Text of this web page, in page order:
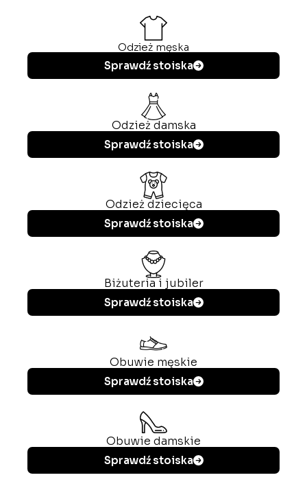
Odzież męska
Sprawdź stoiska
Odzież damska
Sprawdź stoiska
Odzież dziecięca
Sprawdź stoiska
Biżuteria i jubiler
Sprawdź stoiska
Obuwie męskie
Sprawdź stoiska
Obuwie damskie
Sprawdź stoiska